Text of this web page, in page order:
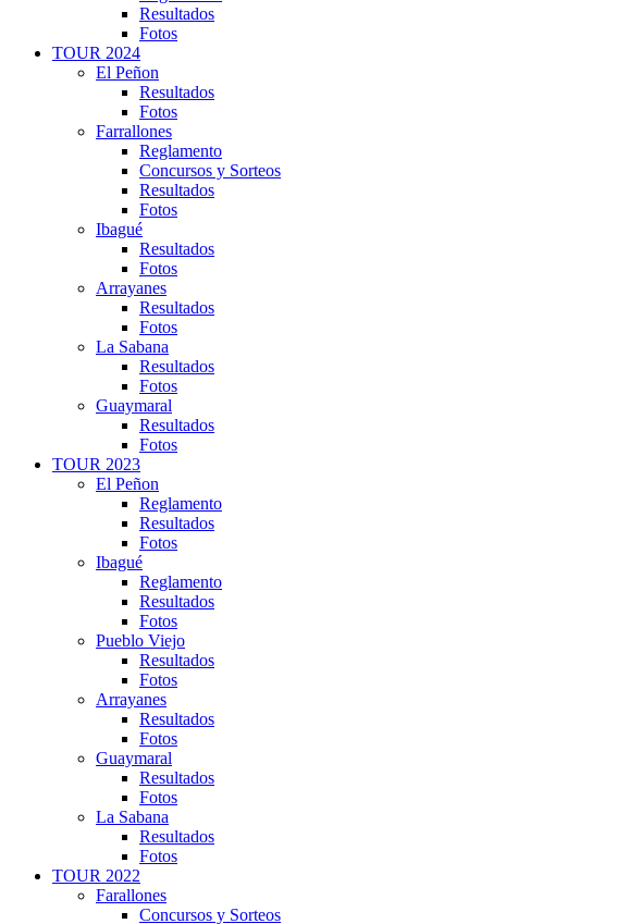
Resultados
Fotos
TOUR 2024
El Peñon
Resultados
Fotos
Farrallones
Reglamento
Concursos y Sorteos
Resultados
Fotos
Ibagué
Resultados
Fotos
Arrayanes
Resultados
Fotos
La Sabana
Resultados
Fotos
Guaymaral
Resultados
Fotos
TOUR 2023
El Peñon
Reglamento
Resultados
Fotos
Ibagué
Reglamento
Resultados
Fotos
Pueblo Viejo
Resultados
Fotos
Arrayanes
Resultados
Fotos
Guaymaral
Resultados
Fotos
La Sabana
Resultados
Fotos
TOUR 2022
Farallones
Concursos y Sorteos